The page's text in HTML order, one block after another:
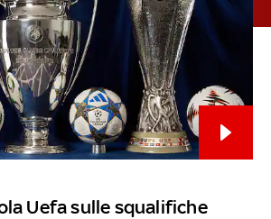
Uefa sulle squalifiche